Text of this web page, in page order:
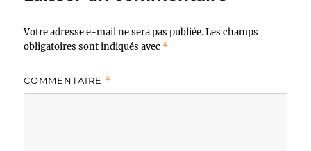
Votre adresse e-mail ne sera pas publiée. Les champs
obligatoires sont indiqués avec *
COMMENTAIRE *